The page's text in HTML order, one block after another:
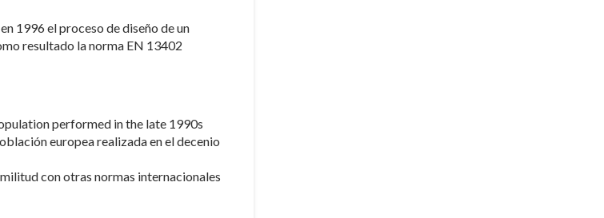
1996 el proceso de diseño de un
resultado la norma EN 13402
performed in the late 1990s
europea realizada en el decenio
con otras normas internacionales